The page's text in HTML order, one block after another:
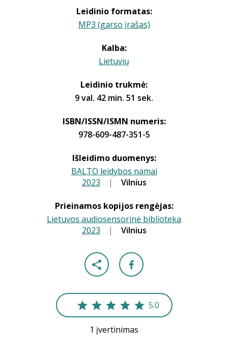
Leidinio formatas:
MP3 (garso įrašas)
Kalba:
Lietuvių
Leidinio trukmė:
9 val. 42 min. 51 sek.
ISBN/ISSN/ISMN numeris:
978-609-487-351-5
Išleidimo duomenys:
BALTO leidybos namai
2023 | Vilnius
Prieinamos kopijos rengėjas:
Lietuvos audiosensorinė biblioteka
2023 | Vilnius
5.0
1 įvertinimas